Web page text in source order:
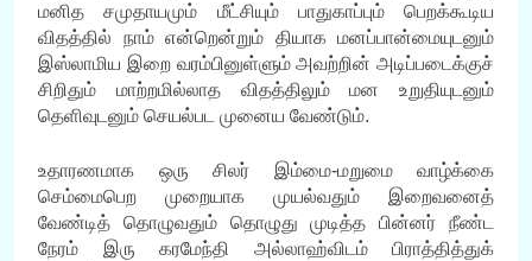
மனித சமுதாயமும் மீட்சியும் பாதுகாப்பும் பெறக்கூடிய
விதத்தில் நாம் என்றென்றும் தியாக மனப்பான்மையுடனும்
இஸ்லாமிய இறை வரம்பினுள்ளும் அவற்றின் அடிப்படைக்குச்
சிறிதும் மாற்றமில்லாத விதத்திலும் மன உறுதியுடனும்
தெளிவுடனும் செயல்பட முனைய வேண்டும்.
உதாரணமாக ஒரு சிலர் இம்மை-மறுமை வாழ்க்கை
செம்மைபெற முறையாக முயல்வதும் இறைவனைத்
வேண்டித் தொழுவதும் தொழுது முடித்த பின்னர் நீண்ட
நேரம் இரு கரமேந்தி அல்லாஹ்விடம் பிராத்தித்துக்